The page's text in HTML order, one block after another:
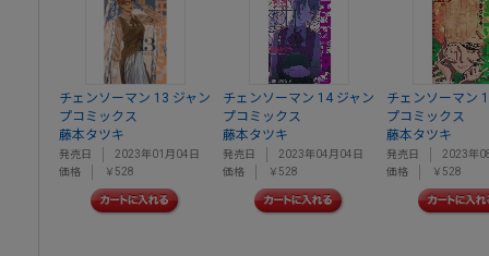
チェンソーマン 13 ジャン
プコミックス
藤本タツキ
発売日
2023年01月04日
価格
￥528
チェンソーマン 14 ジャン
プコミックス
藤本タツキ
発売日
2023年04月04日
価格
￥528
チェンソーマン
プコミックス
藤本タツキ
発売日
2023年
価格
￥528